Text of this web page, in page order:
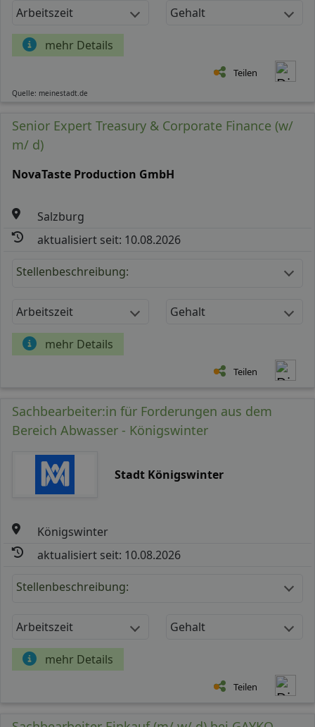
Arbeitszeit Gehalt
mehr Details
Teilen
Quelle: meinestadt.de
Senior Expert Treasury & Corporate Finance (w/
m/ d)
NovaTaste Production GmbH
Salzburg
aktualisiert seit: 10.08.2026
Stellenbeschreibung:
Arbeitszeit Gehalt
mehr Details
Teilen
Sachbearbeiter:in für Forderungen aus dem
Bereich Abwasser - Königswinter
Stadt Königswinter
Königswinter
aktualisiert seit: 10.08.2026
Stellenbeschreibung:
Arbeitszeit Gehalt
mehr Details
Teilen